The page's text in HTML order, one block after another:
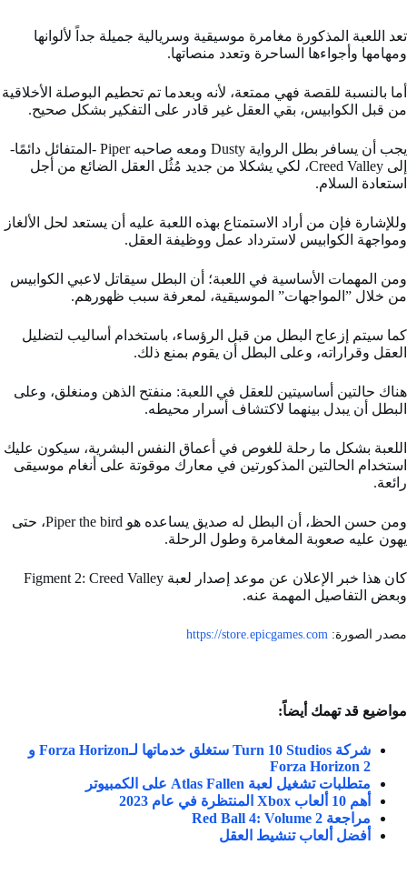
تعد اللعبة المذكورة مغامرة موسيقية وسريالية جميلة جداً لألوانها
ومهامها وأجواءها الساحرة وتعدد منصاتها.
أما بالنسبة للقصة فهي ممتعة، لأنه وبعدما تم تحطيم البوصلة الأخلاقية
من قبل الكوابيس، بقي العقل غير قادر على التفكير بشكل صحيح.
يجب أن يسافر بطل الرواية Dusty ومعه صاحبه Piper -المتفائل دائمًا-
إلى Creed Valley، لكي يشكلا من جديد مُثُل العقل الضائع من أجل
استعادة السلام.
وللإشارة فإن من أراد الاستمتاع بهذه اللعبة عليه أن يستعد لحل الألغاز
ومواجهة الكوابيس لاسترداد عمل ووظيفة العقل.
ومن المهمات الأساسية في اللعبة؛ أن البطل سيقاتل لاعبي الكوابيس
من خلال ”المواجهات” الموسيقية، لمعرفة سبب ظهورهم.
كما سيتم إزعاج البطل من قبل الرؤساء، باستخدام أساليب لتضليل
العقل وقراراته، وعلى البطل أن يقوم بمنع ذلك.
هناك حالتين أساسيتين للعقل في اللعبة: منفتح الذهن ومنغلق، وعلى
البطل أن يبدل بينهما لاكتشاف أسرار محيطه.
اللعبة بشكل ما رحلة للغوص في أعماق النفس البشرية، سيكون عليك
استخدام الحالتين المذكورتين في معارك موقوتة على أنغام موسيقى
رائعة.
ومن حسن الحظ، أن البطل له صديق يساعده هو Piper the bird، حتى
يهون عليه صعوبة المغامرة وطول الرحلة.
كان هذا خبر الإعلان عن موعد إصدار لعبة Figment 2: Creed Valley
وبعض التفاصيل المهمة عنه.
مصدر الصورة: https://store.epicgames.com
مواضيع قد تهمك أيضاً:
شركة Turn 10 Studios ستغلق خدماتها لـForza Horizon و
Forza Horizon 2
متطلبات تشغيل لعبة Atlas Fallen على الكمبيوتر
أهم 10 ألعاب Xbox المنتظرة في عام 2023
مراجعة Red Ball 4: Volume 2
أفضل ألعاب تنشيط العقل